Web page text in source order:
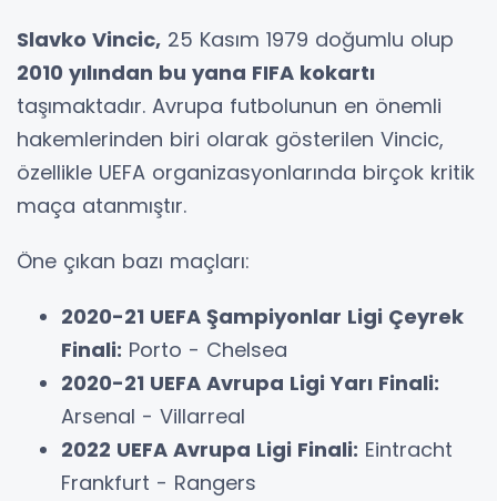
Slavko Vincic, 25 Kasım 1979 doğumlu olup
2010 yılından bu yana FIFA kokartı
taşımaktadır. Avrupa futbolunun en önemli
hakemlerinden biri olarak gösterilen Vincic,
özellikle UEFA organizasyonlarında birçok kritik
maça atanmıştır.
Öne çıkan bazı maçları:
2020-21 UEFA Şampiyonlar Ligi Çeyrek
Finali: Porto - Chelsea
2020-21 UEFA Avrupa Ligi Yarı Finali:
Arsenal - Villarreal
2022 UEFA Avrupa Ligi Finali: Eintracht
Frankfurt - Rangers